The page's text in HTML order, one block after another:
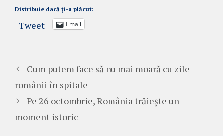
Distribuie dacă ți-a plăcut:
Tweet Email
Cum putem face să nu mai moară cu zile
românii în spitale
Pe 26 octombrie, România trăiește un
moment istoric